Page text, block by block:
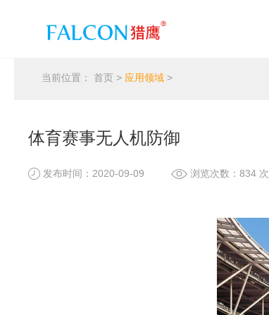
当前位置：首页 > 应用领域 >
体育赛事无人机防御
发布时间：2020-09-09 浏览次数：834 次